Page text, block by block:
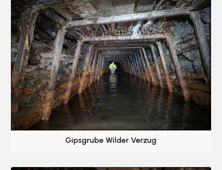
Gipsgrube Wilder Verzug